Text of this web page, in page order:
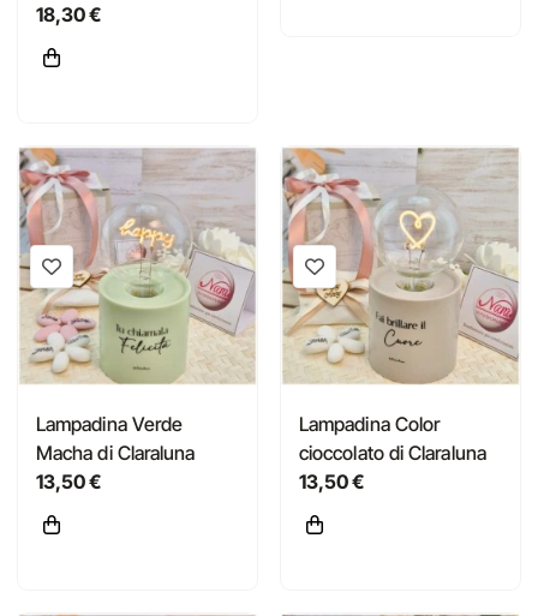
18,30 €
Lampadina Verde
Macha di Claraluna
13,50 €
Lampadina Color
cioccolato di Claraluna
13,50 €